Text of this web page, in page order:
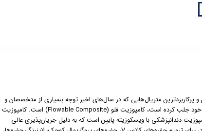
پرکاربردترین متریال‌هایی که در سال‌های اخیر توجه بسیاری از متخصصان و
دندانپزشکان را به خود جلب کرده است، کامپوزیت فلو (Flowable Composite) است. کامپوزیت
دندانپزشکی با ویسکوزیته پایین است که به دلیل جریان‌پذیری عالی